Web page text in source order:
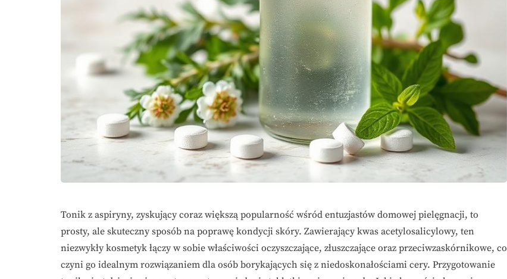
Tonik z aspiryny, zyskujący coraz większą popularność wśród entuzjastów domowej pielęgnacji, to
prosty, ale skuteczny sposób na poprawę kondycji skóry. Zawierający kwas acetylosalicylowy, ten
niezwykły kosmetyk łączy w sobie właściwości oczyszczające, złuszczające oraz przeciwzaskórnikowe, co
czyni go idealnym rozwiązaniem dla osób borykających się z niedoskonałościami cery. Przygotowanie